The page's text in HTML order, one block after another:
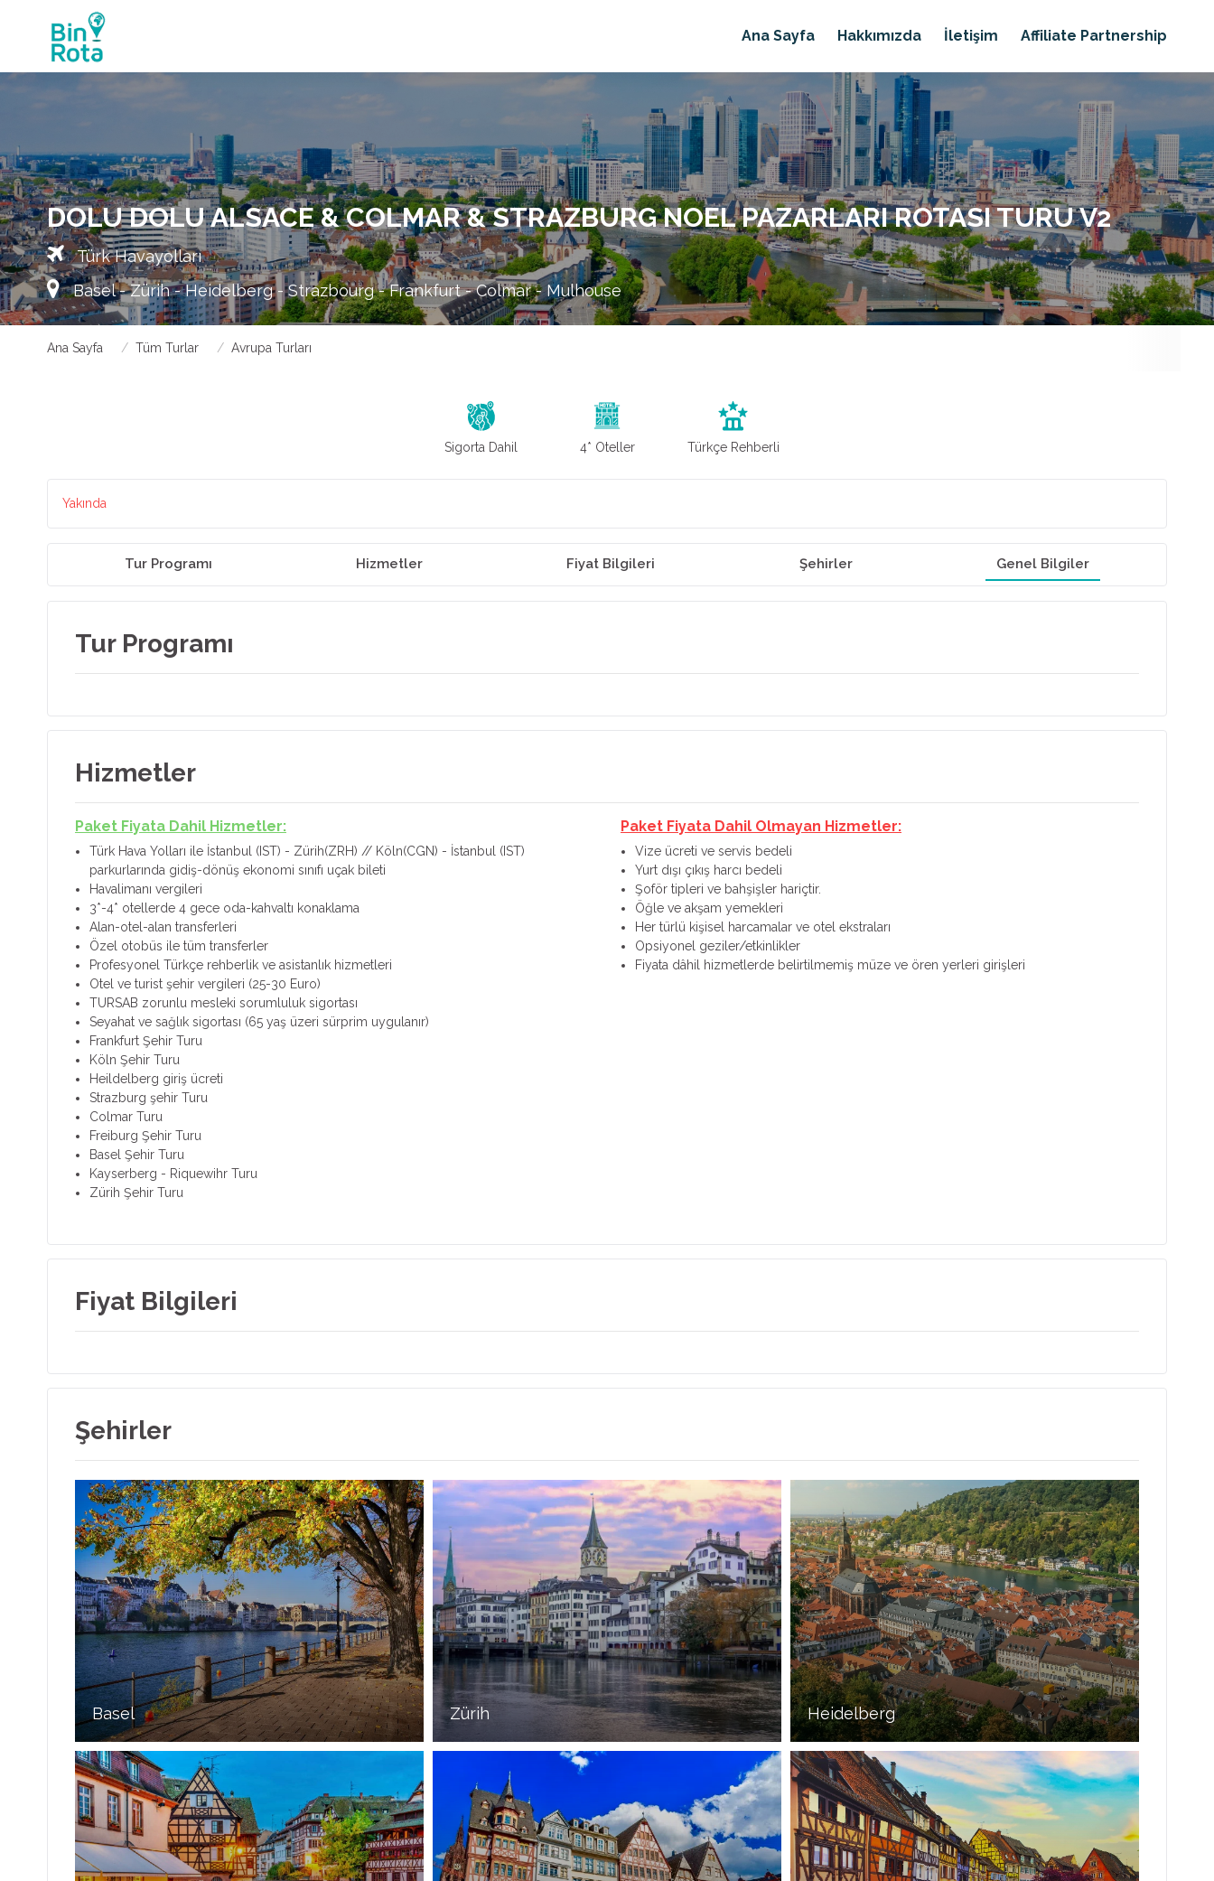
Ana Sayfa Hakkımızda İletişim Affiliate Partnership
DOLU DOLU ALSACE & COLMAR & STRAZBURG NOEL PAZARLARI ROTASI TURU V2
Türk Havayolları
Basel - Zürih - Heidelberg - Strazbourg - Frankfurt - Colmar - Mulhouse
Ana Sayfa Tüm Turlar Avrupa Turları
Sigorta Dahil 4* Oteller Türkçe Rehberli
Yakında
Tur Programı Hizmetler Fiyat Bilgileri Şehirler Genel Bilgiler
Tur Programı
Hizmetler
Paket Fiyata Dahil Hizmetler:
Türk Hava Yolları ile İstanbul (IST) - Zürih(ZRH) // Köln(CGN) - İstanbul (IST)
parkurlarında gidiş-dönüş ekonomi sınıfı uçak bileti
Havalimanı vergileri
3*-4* otellerde 4 gece oda-kahvaltı konaklama
Alan-otel-alan transferleri
Özel otobüs ile tüm transferler
Profesyonel Türkçe rehberlik ve asistanlık hizmetleri
Otel ve turist şehir vergileri (25-30 Euro)
TURSAB zorunlu mesleki sorumluluk sigortası
Seyahat ve sağlık sigortası (65 yaş üzeri sürprim uygulanır)
Frankfurt Şehir Turu
Köln Şehir Turu
Heildelberg giriş ücreti
Strazburg şehir Turu
Colmar Turu
Freiburg Şehir Turu
Basel Şehir Turu
Kayserberg - Riquewihr Turu
Zürih Şehir Turu
Paket Fiyata Dahil Olmayan Hizmetler:
Vize ücreti ve servis bedeli
Yurt dışı çıkış harcı bedeli
Şoför tipleri ve bahşişler hariçtir.
Öğle ve akşam yemekleri
Her türlü kişisel harcamalar ve otel ekstraları
Opsiyonel geziler/etkinlikler
Fiyata dâhil hizmetlerde belirtilmemiş müze ve ören yerleri girişleri
Fiyat Bilgileri
Şehirler
Basel Zürih Heidelberg